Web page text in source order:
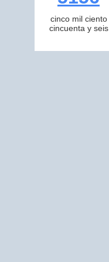
cinco mil ciento
cincuenta y seis